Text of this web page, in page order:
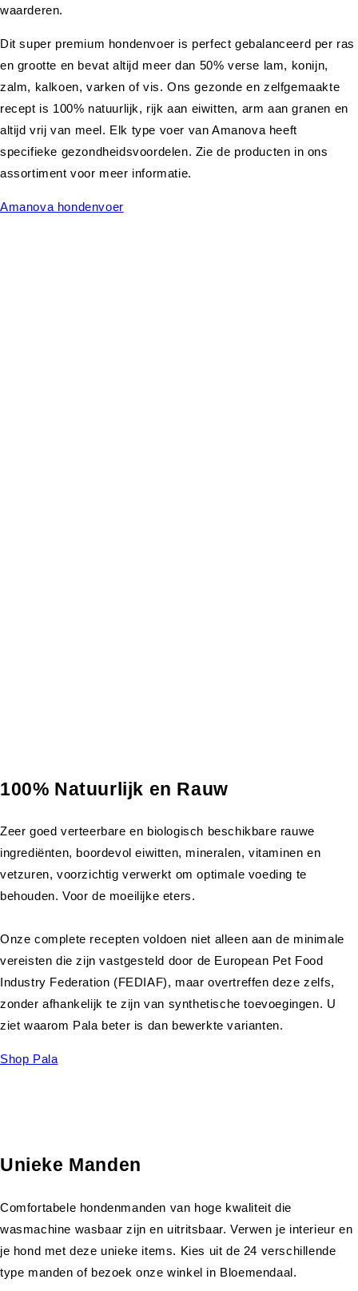
waarderen.
Dit super premium hondenvoer is perfect gebalanceerd per ras
en grootte en bevat altijd meer dan 50% verse lam, konijn,
zalm, kalkoen, varken of vis. Ons gezonde en zelfgemaakte
recept is 100% natuurlijk, rijk aan eiwitten, arm aan granen en
altijd vrij van meel. Elk type voer van Amanova heeft
specifieke gezondheidsvoordelen. Zie de producten in ons
assortiment voor meer informatie.
Amanova hondenvoer
100% Natuurlijk en Rauw
Zeer goed verteerbare en biologisch beschikbare rauwe
ingrediënten, boordevol eiwitten, mineralen, vitaminen en
vetzuren, voorzichtig verwerkt om optimale voeding te
behouden. Voor de moeilijke eters.
Onze complete recepten voldoen niet alleen aan de minimale
vereisten die zijn vastgesteld door de European Pet Food
Industry Federation (FEDIAF), maar overtreffen deze zelfs,
zonder afhankelijk te zijn van synthetische toevoegingen. U
ziet waarom Pala beter is dan bewerkte varianten.
Shop Pala
Unieke Manden
Comfortabele hondenmanden van hoge kwaliteit die
wasmachine wasbaar zijn en uitritsbaar. Verwen je interieur en
je hond met deze unieke items. Kies uit de 24 verschillende
type manden of bezoek onze winkel in Bloemendaal.